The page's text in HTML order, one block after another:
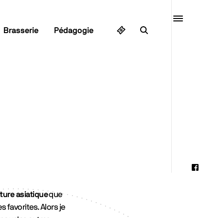
Brasserie Pédagogie
asiatiqueque
favorites. Alors je